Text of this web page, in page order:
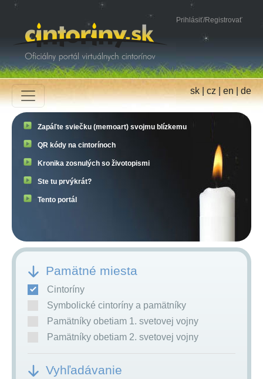
Prihlásiť/Registrovať
sk|cz|en|de
Zapáľte sviečku (memoart) svojmu blízkemu
QR kódy na cintorínoch
Kronika zosnulých so životopismi
Ste tu prvýkrát?
Tento portál
Pamätné miesta
Cintoríny
Symbolické cintoríny a pamätníky
Pamätníky obetiam 1. svetovej vojny
Pamätníky obetiam 2. svetovej vojny
Vyhľadávanie